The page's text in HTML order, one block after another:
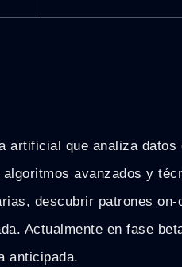
artificial que analiza datos
avanzados y
descubrir patrones
Actualmente en fase
anticipada.